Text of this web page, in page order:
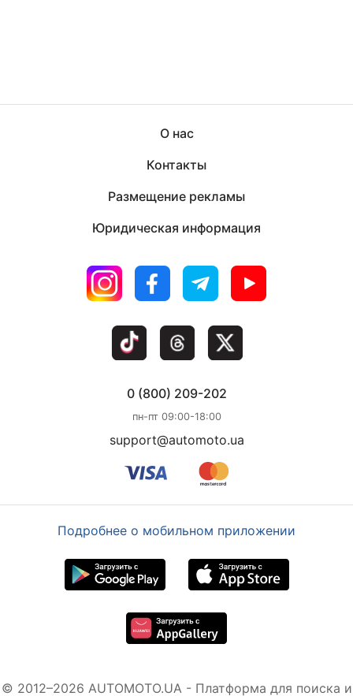
О нас
Контакты
Размещение рекламы
Юридическая информация
0 (800) 209-202
пн-пт 09:00-18:00
support@automoto.ua
Подробнее о мобильном приложении
© 2012–2026 AUTOMOTO.UA - Платформа для поиска и